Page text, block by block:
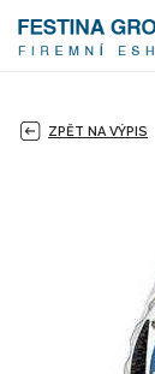
ZPĚT NA VÝPIS